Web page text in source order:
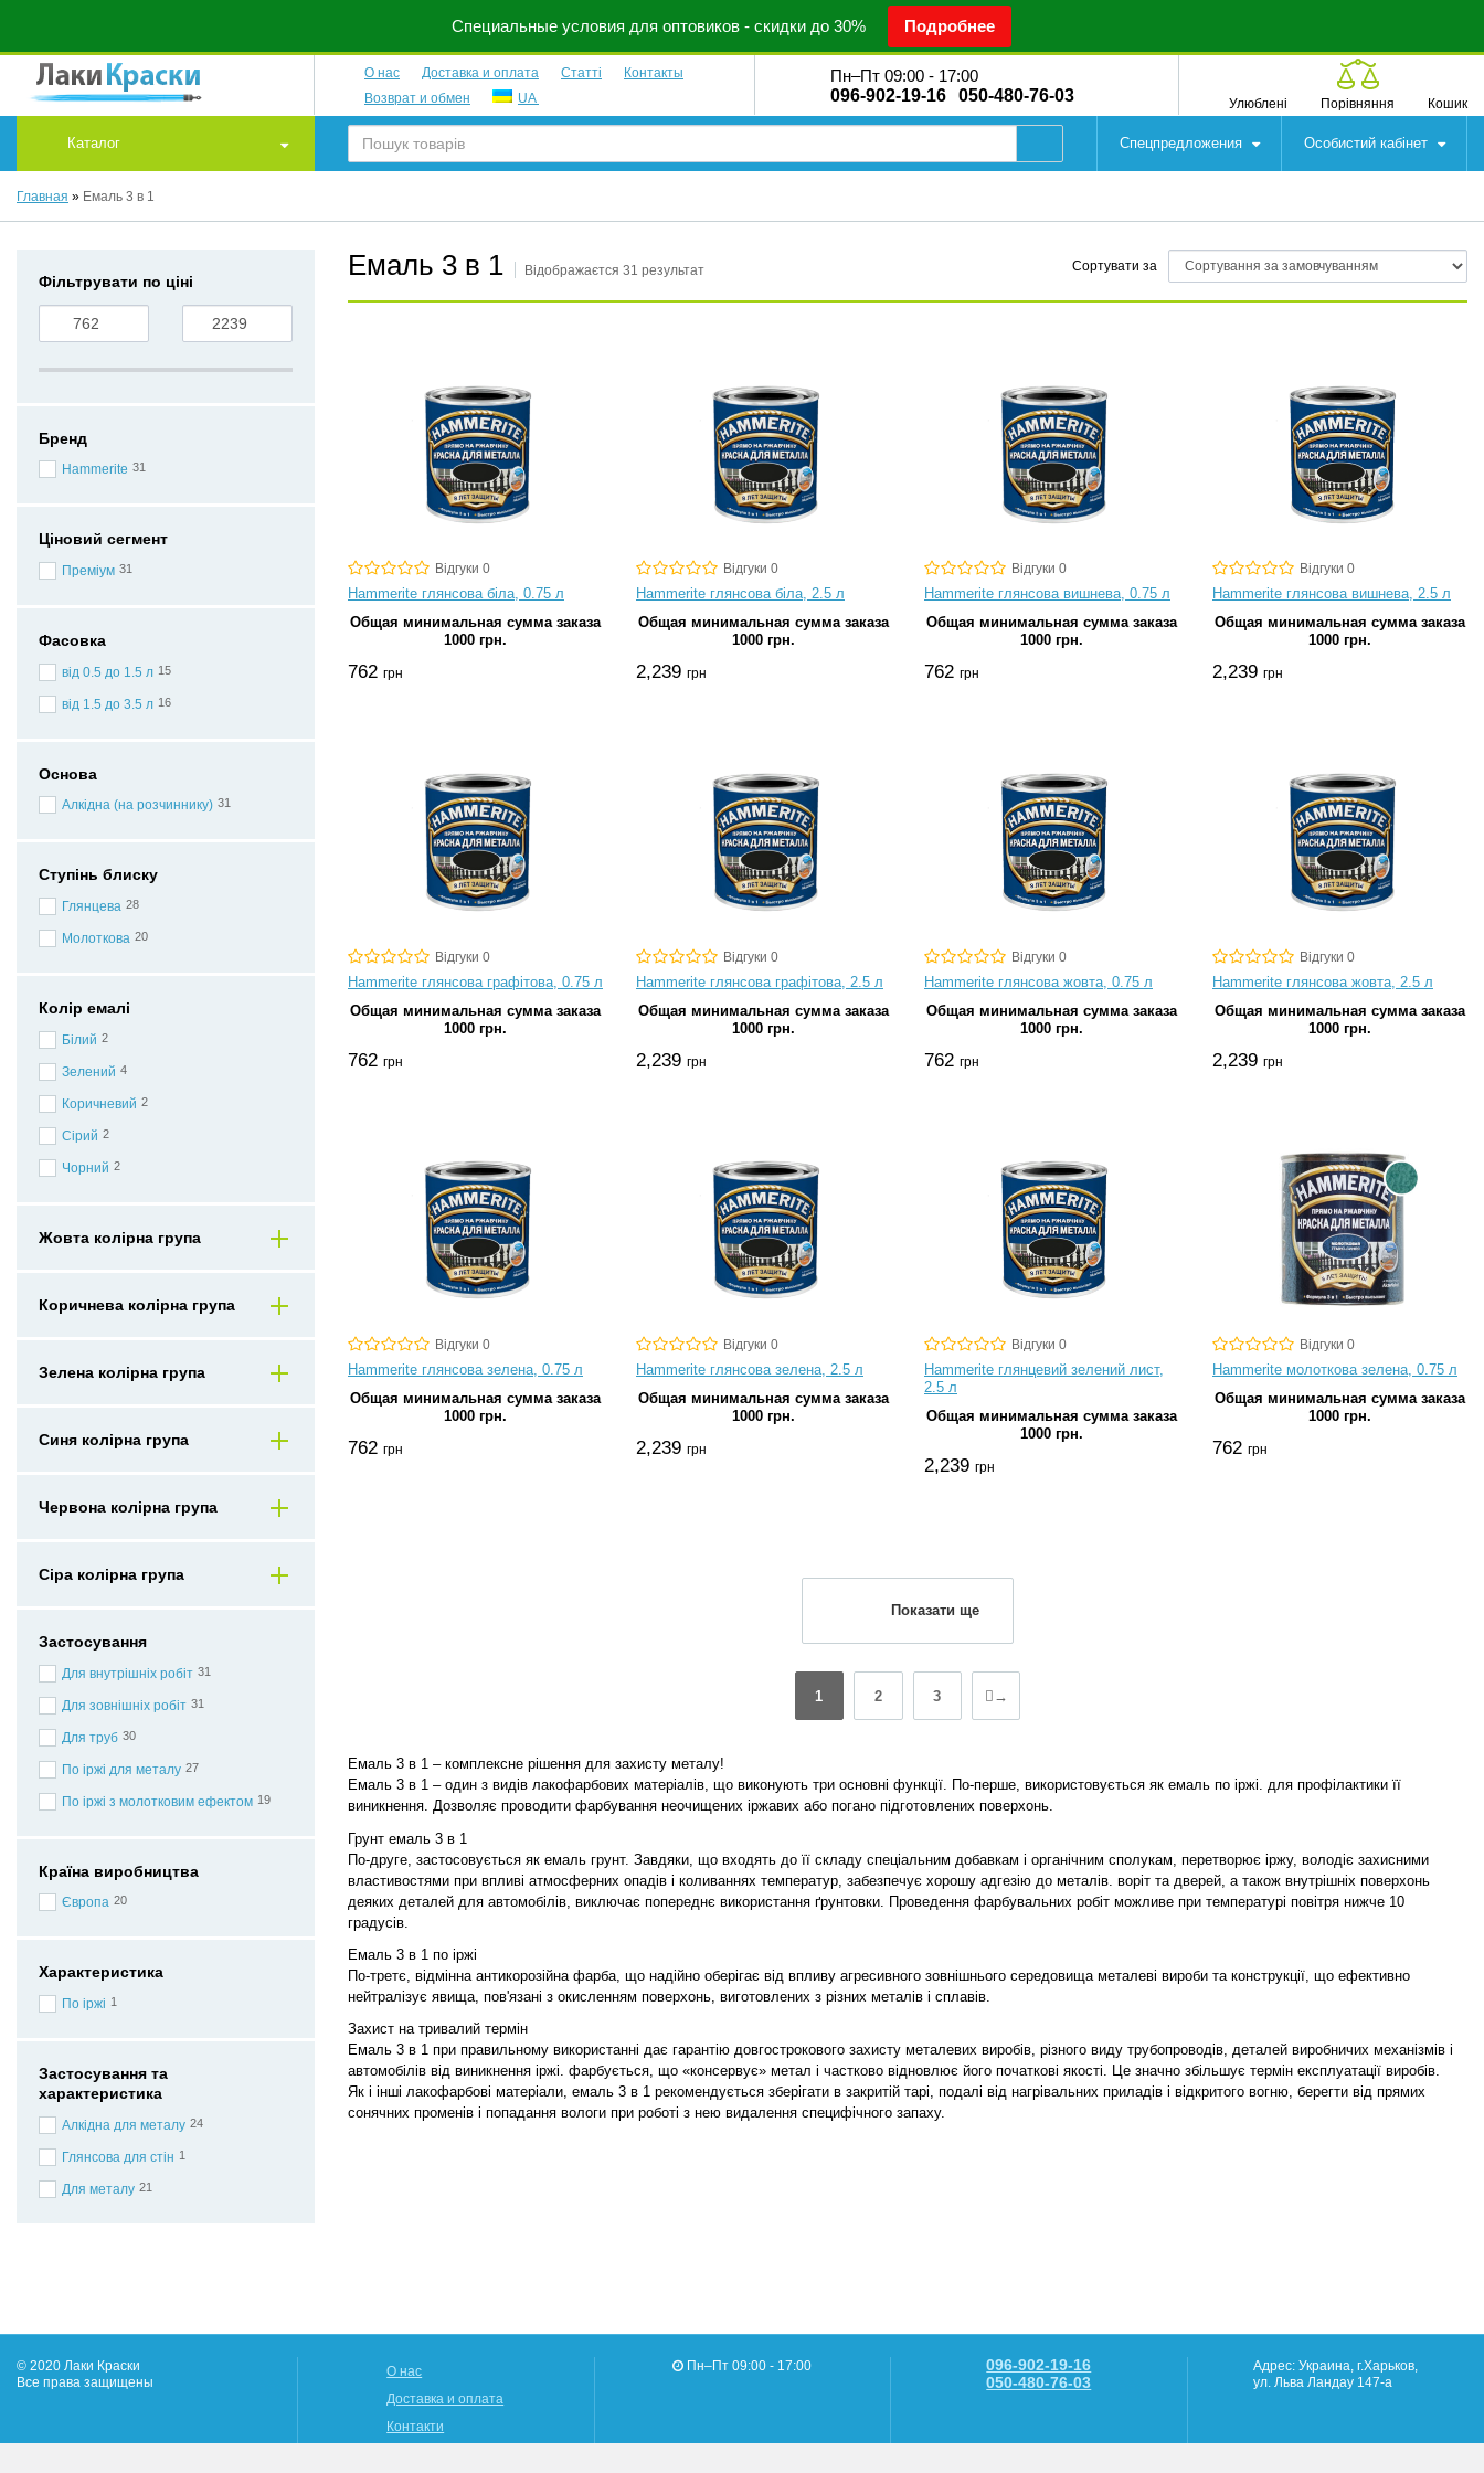
Специальные условия для оптовиков - скидки до 30% Подробнее
О нас Доставка и оплата Статті
Контакты
Возврат и обмен
UA
Пн–Пт 09:00 - 17:00
096-902-19-16
050-480-76-03 Улюблені Порівняння Кошик
Каталог Спецпредложения Особистий кабінет
Главная » Емаль 3 в 1
Фільтрувати по ціні
Бренд
Hammerite 31
Ціновий сегмент
Преміум 31
Фасовка
від 0.5 до 1.5 л 15
від 1.5 до 3.5 л 16
Основа
Алкідна (на розчиннику) 31
Ступінь блиску
Глянцева 28
Молоткова 20
Колір емалі
Білий 2
Зелений 4
Коричневий 2
Сірий 2
Чорний 2
Жовта колірна група
Коричнева колірна група
Зелена колірна група
Синя колірна група
Червона колірна група
Сіра колірна група
Застосування
Для внутрішніх робіт 31
Для зовнішніх робіт 31
Для труб 30
По іржі для металу 27
По іржі з молотковим ефектом 19
Країна виробництва
Європа 20
Характеристика
По іржі 1
Застосування та
характеристика
Алкідна для металу 24
Глянсова для стін 1
Для металу 21
Емаль 3 в 1 Відображаєтся 31 результат Сортувати за
Відгуки 0
Hammerite глянсова біла, 0.75 л
Общая минимальная сумма заказа
1000 грн.
762 грн
Відгуки 0
Hammerite глянсова біла, 2.5 л
Общая минимальная сумма заказа
1000 грн.
2,239 грн
Відгуки 0
Hammerite глянсова вишнева, 0.75 л
Общая минимальная сумма заказа
1000 грн.
762 грн
Відгуки 0
Hammerite глянсова вишнева, 2.5 л
Общая минимальная сумма заказа
1000 грн.
2,239 грн
Відгуки 0
Hammerite глянсова графітова, 0.75 л
Общая минимальная сумма заказа
1000 грн.
762 грн
Відгуки 0
Hammerite глянсова графітова, 2.5 л
Общая минимальная сумма заказа
1000 грн.
2,239 грн
Відгуки 0
Hammerite глянсова жовта, 0.75 л
Общая минимальная сумма заказа
1000 грн.
762 грн
Відгуки 0
Hammerite глянсова жовта, 2.5 л
Общая минимальная сумма заказа
1000 грн.
2,239 грн
Відгуки 0
Hammerite глянсова зелена, 0.75 л
Общая минимальная сумма заказа
1000 грн.
762 грн
Відгуки 0
Hammerite глянсова зелена, 2.5 л
Общая минимальная сумма заказа
1000 грн.
2,239 грн
Відгуки 0
Hammerite глянцевий зелений лист,
2.5 л
Общая минимальная сумма заказа
1000 грн.
2,239 грн
Відгуки 0
Hammerite молоткова зелена, 0.75 л
Общая минимальная сумма заказа
1000 грн.
762 грн
Показати ще
1 2 3 →
Емаль 3 в 1 – комплексне рішення для захисту металу!
Емаль 3 в 1 – один з видів лакофарбових матеріалів, що виконують три основні функції. По-перше, використовується як емаль по іржі. для профілактики її
виникнення. Дозволяє проводити фарбування неочищених іржавих або погано підготовлених поверхонь.
Грунт емаль 3 в 1
По-друге, застосовується як емаль грунт. Завдяки, що входять до її складу спеціальним добавкам і органічним сполукам, перетворює іржу, володіє захисними
властивостями при впливі атмосферних опадів і коливаннях температур, забезпечує хорошу адгезію до металів. воріт та дверей, а також внутрішніх поверхонь
деяких деталей для автомобілів, виключає попереднє використання ґрунтовки. Проведення фарбувальних робіт можливе при температурі повітря нижче 10
градусів.
Емаль 3 в 1 по іржі
По-третє, відмінна антикорозійна фарба, що надійно оберігає від впливу агресивного зовнішнього середовища металеві вироби та конструкції, що ефективно
нейтралізує явища, пов'язані з окисленням поверхонь, виготовлених з різних металів і сплавів.
Захист на тривалий термін
Емаль 3 в 1 при правильному використанні дає гарантію довгострокового захисту металевих виробів, різного виду трубопроводів, деталей виробничих механізмів і
автомобілів від виникнення іржі. фарбується, що «консервує» метал і частково відновлює його початкові якості. Це значно збільшує термін експлуатації виробів.
Як і інші лакофарбові матеріали, емаль 3 в 1 рекомендується зберігати в закритій тарі, подалі від нагрівальних приладів і відкритого вогню, берегти від прямих
сонячних променів і попадання вологи при роботі з нею видалення специфічного запаху.
© 2020 Лаки Краски
Все права защищены
О нас
Доставка и оплата
Контакти
Пн–Пт 09:00 - 17:00
096-902-19-16
050-480-76-03
Адрес: Украина, г.Харьков,
ул. Льва Ландау 147-а